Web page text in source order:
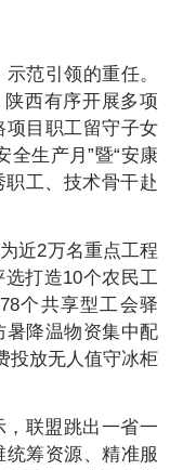
范引领的重任。
西有序开展多项
目职工留守子女
全生产月”暨“安康
工、技术骨干赴
近2万名重点工程
打造10个农民工
个共享型工会驿
降温物资集中配
投放无人值守冰柜
联盟跳出一省一
筹资源、精准服